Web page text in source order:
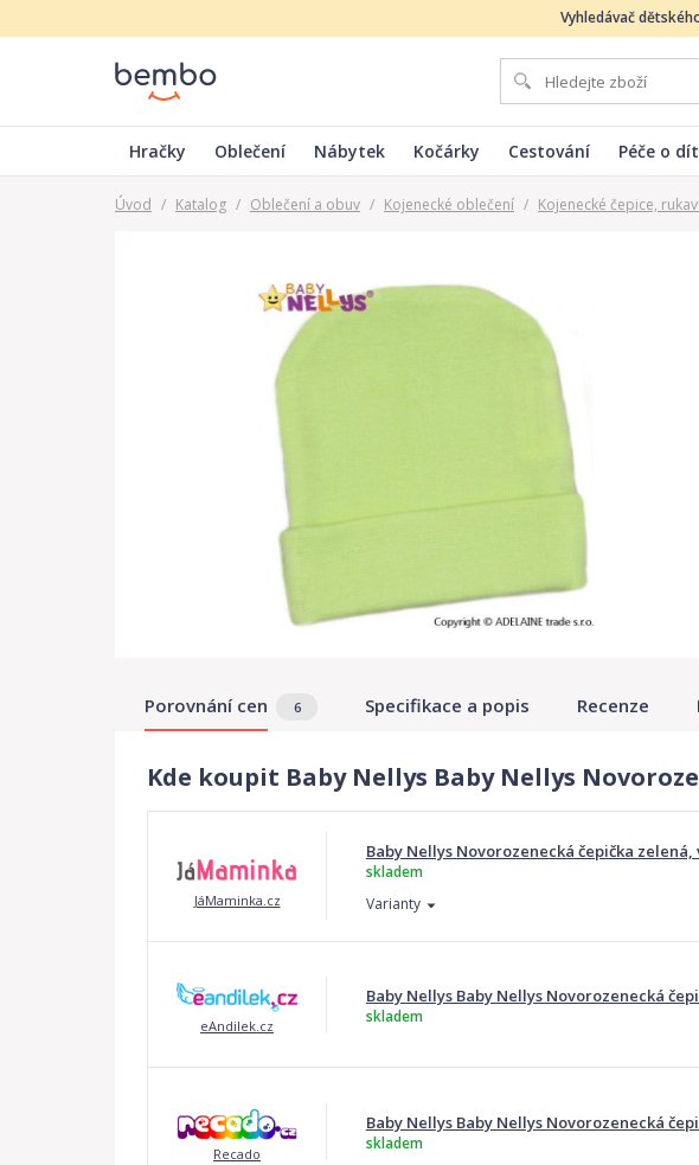
Vyhledávač
Hračky Oblečení Nábytek Kočárky Cestování Péče o
Úvod / Katalog / Oblečení a obuv / Kojenecké oblečení / Kojenecké čepice,
Porovnání cen 6 Specifikace a popis Recenze
Kde koupit Baby Nellys Baby Nellys
JáMaminka.cz
Baby Nellys Novorozenecká čepička zelená,
skladem
Varianty
eAndilek.cz
Baby Nellys Baby Nellys Novorozenecká
skladem
Recado
Baby Nellys Baby Nellys Novorozenecká
skladem